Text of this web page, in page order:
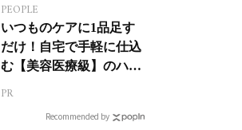
ジカルへの挑戦
PEOPLE
いつものケアに1品足す
だけ！自宅で手軽に仕込
む【美容医療級】のハリ
PR
Recommended by